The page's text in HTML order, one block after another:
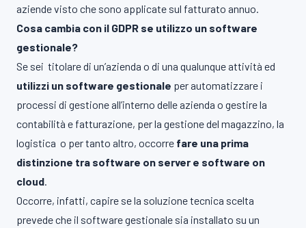
aziende visto che sono applicate sul fatturato annuo.
Cosa cambia con il GDPR se utilizzo un software
gestionale?
Se sei titolare di un’azienda o di una qualunque attività ed
utilizzi un software gestionale per automatizzare i
processi di gestione all’interno delle azienda o gestire la
contabilità e fatturazione, per la gestione del magazzino, la
logistica o per tanto altro, occorre fare una prima
distinzione tra software on server e software on
cloud.
Occorre, infatti, capire se la soluzione tecnica scelta
prevede che il software gestionale sia installato su un